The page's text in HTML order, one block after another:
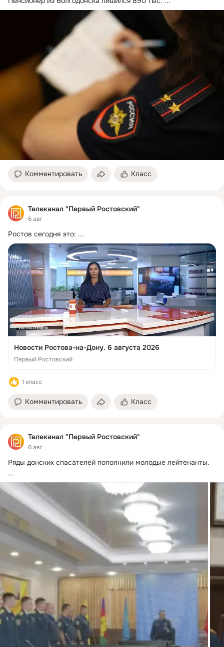
Комментировать Класс
Телеканал "Первый Ростовский"
6 авг
Ростов сегодня это: ...
Новости Ростова-на-Дону. 6 августа 2026
Первый Ростовский
1 класс
Комментировать Класс
Телеканал "Первый Ростовский"
6 авг
Ряды донских спасателей пополнили молодые лейтенанты.
...